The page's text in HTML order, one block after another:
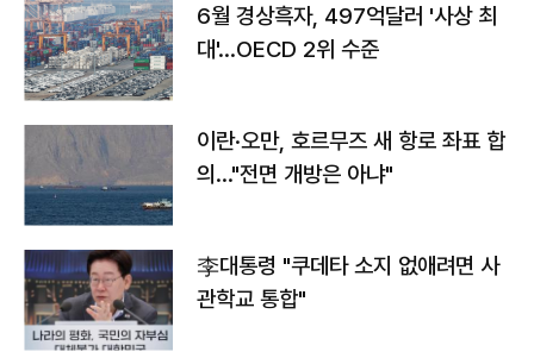
6월 경상흑자, 497억달러 '사상 최
대'…OECD 2위 수준
이란·오만, 호르무즈 새 항로 좌표 합
의…"전면 개방은 아냐"
李대통령 "쿠데타 소지 없애려면 사
관학교 통합"